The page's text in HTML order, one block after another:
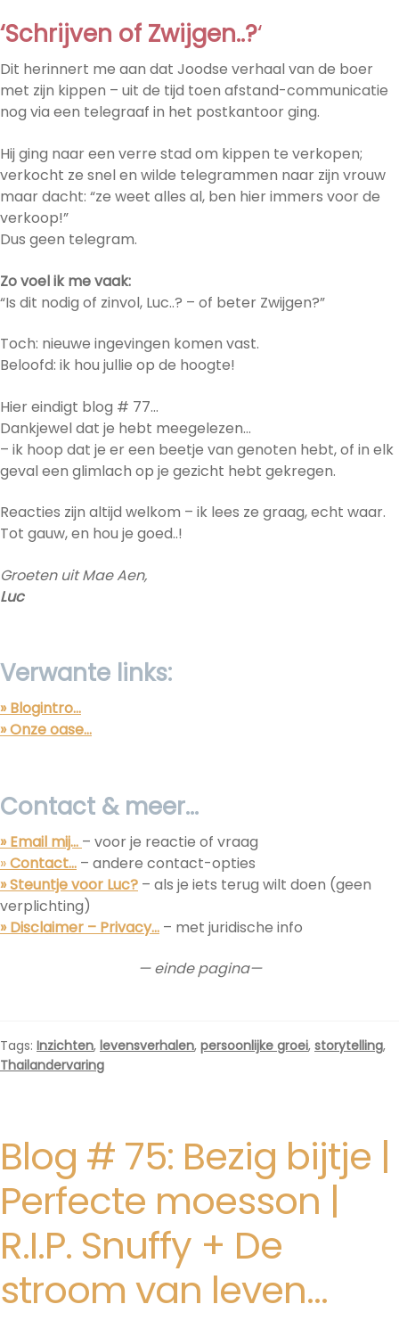
‘Schrijven of Zwijgen..?‘
Dit herinnert me aan dat Joodse verhaal van de boer
met zijn kippen – uit de tijd toen afstand-communicatie
nog via een telegraaf in het postkantoor ging.
Hij ging naar een verre stad om kippen te verkopen;
verkocht ze snel en wilde telegrammen naar zijn vrouw
maar dacht: “ze weet alles al, ben hier immers voor de
verkoop!”
Dus geen telegram.
Zo voel ik me vaak:
“Is dit nodig of zinvol, Luc..? – of beter Zwijgen?”
Toch: nieuwe ingevingen komen vast.
Beloofd: ik hou jullie op de hoogte!
Hier eindigt blog # 77…
Dankjewel dat je hebt meegelezen…
– ik hoop dat je er een beetje van genoten hebt, of in elk
geval een glimlach op je gezicht hebt gekregen.
Reacties zijn altijd welkom – ik lees ze graag, echt waar.
Tot gauw, en hou je goed..!
Groeten uit Mae Aen,
Luc
Verwante links:
» Blogintro…
» Onze oase…
Contact & meer…
» Email mij… – voor je reactie of vraag
»Contact… – andere contact-opties
» Steuntje voor Luc? – als je iets terug wilt doen (geen
verplichting)
» Disclaimer – Privacy… – met juridische info
— einde pagina—
Tags: Inzichten, levensverhalen, persoonlijke groei, storytelling,
Thailandervaring
Blog # 75: Bezig bijtje |
Perfecte moesson |
R.I.P. Snuffy + De
stroom van leven…